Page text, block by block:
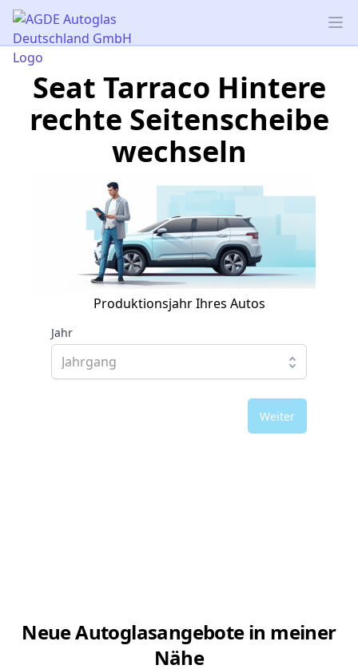
AGDE Autoglas Deutschland GmbH
Seat Tarraco Hintere
rechte Seitenscheibe
wechseln
Produktionsjahr Ihres Autos
Jahr
Weiter
Neue Autoglasangebote in meiner
Nähe